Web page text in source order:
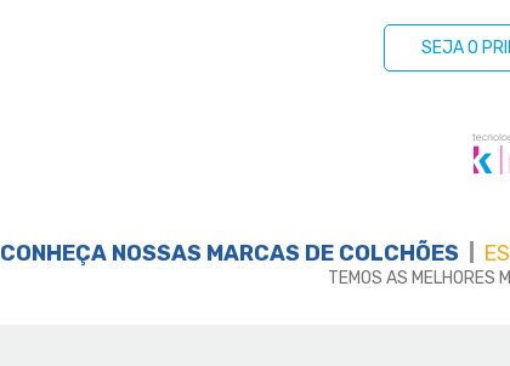
SEJA O
CONHEÇA NOSSAS MARCAS DE COLCHÕES
TEMOS AS MELHORES